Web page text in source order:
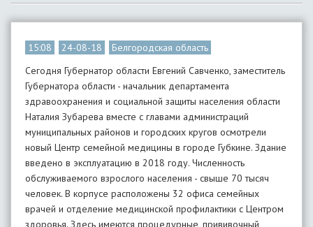
15:08 24-08-18
Белгородская область
Сегодня Губернатор области Евгений Савченко, заместитель
Губернатора области - начальник департамента
здравоохранения и социальной защиты населения области
Наталия Зубарева вместе с главами администраций
муниципальных районов и городских кругов осмотрели
новый Центр семейной медицины в городе Губкине. Здание
введено в эксплуатацию в 2018 году. Численность
обслуживаемого взрослого населения - свыше 70 тысяч
человек. В корпусе расположены 32 офиса семейных
врачей и отделение медицинской профилактики с Центром
здоровья. Здесь имеются процедурные, прививочный,